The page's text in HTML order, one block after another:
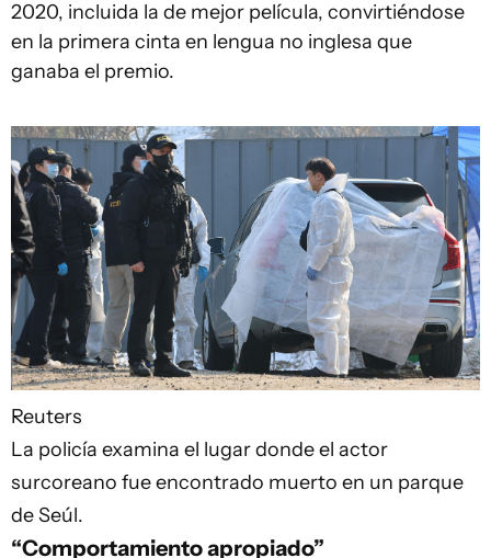
2020, incluida la de mejor película, convirtiéndose
en la primera cinta en lengua no inglesa que
ganaba el premio.
Reuters
La policía examina el lugar donde el actor
surcoreano fue encontrado muerto en un parque
de Seúl.
“Comportamiento apropiado”